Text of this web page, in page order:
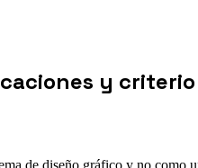
y
de diseño gráfico y no